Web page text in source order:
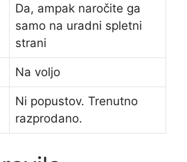
Da, ampak naročite ga
samo na uradni spletni
strani
Na voljo
Ni popustov. Trenutno
razprodano.